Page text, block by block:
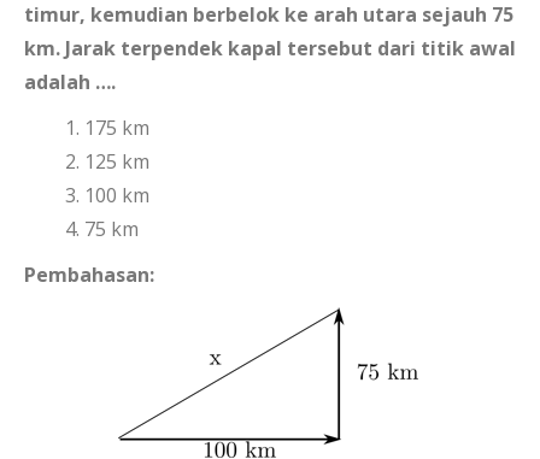
timur, kemudian berbelok ke arah utara sejauh 75
km. Jarak terpendek kapal tersebut dari titik awal
adalah ….
175 km
125 km
100 km
75 km
Pembahasan: